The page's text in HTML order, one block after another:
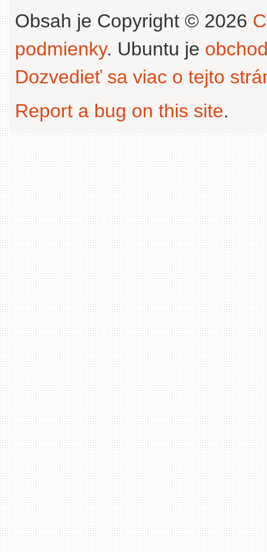
Obsah je Copyright © 2026
podmienky. Ubuntu je
Dozvedieť sa viac o tejto
Report a bug on this site.